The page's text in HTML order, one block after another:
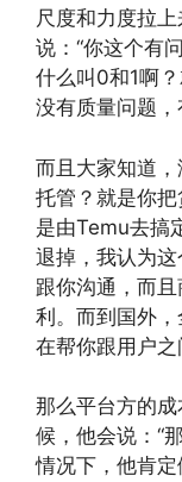
尺度和力度拉
说：“你这个有
什么叫0和1啊
没有质量问题，
而且大家知道
托管？就是你
是由Temu去搞
退掉，我认为
跟你沟通，而
利。而到国外
在帮你跟用户之
那么平台方的
候，他会说：“
情况下，他肯